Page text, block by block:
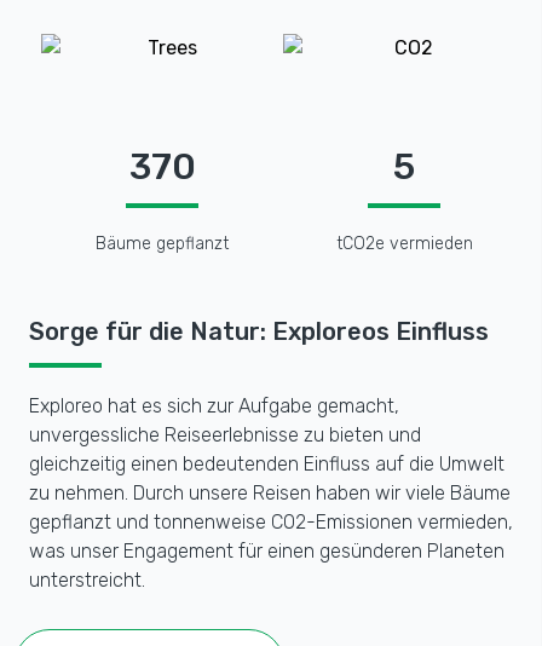
Sorge für die Natur: Exploreos Einfluss
Exploreo hat es sich zur Aufgabe gemacht,
unvergessliche Reiseerlebnisse zu bieten und
gleichzeitig einen bedeutenden Einfluss auf die Umwelt
zu nehmen. Durch unsere Reisen haben wir viele Bäume
gepflanzt und tonnenweise CO2-Emissionen vermieden,
was unser Engagement für einen gesünderen Planeten
unterstreicht.
370
Bäume gepflanzt
5
tCO2e vermieden